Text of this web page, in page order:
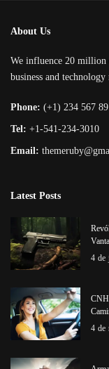
About Us
We influence 20 million
business and
Phone: (+1) 234 567 89
Tel: +1-541-234-3010
Email:
Latest Posts
4 de
CNH
4 de